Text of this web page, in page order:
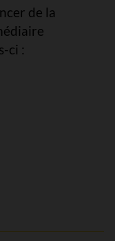
de la
ci :